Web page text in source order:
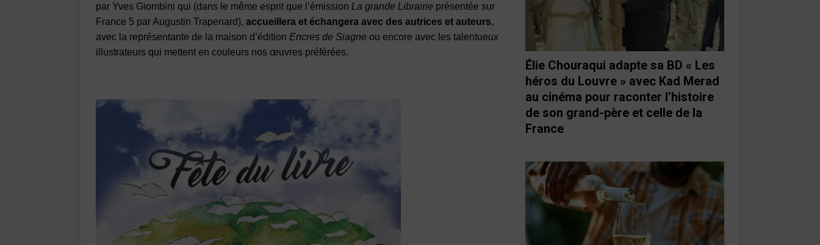
par Yves Giombini qui (dans le même esprit que l’émission La grande Librairie présentée sur
France 5 par Augustin Trapenard), accueillera et échangera avec des autrices et auteurs,
avec la représentante de la maison d’édition Encres de Siagne ou encore avec les talentueux
illustrateurs qui mettent en couleurs nos œuvres préférées.
Élie Chouraqui adapte sa BD « Les
héros du Louvre » avec Kad Merad
au cinéma pour raconter l’histoire
de son grand-père et celle de la
France